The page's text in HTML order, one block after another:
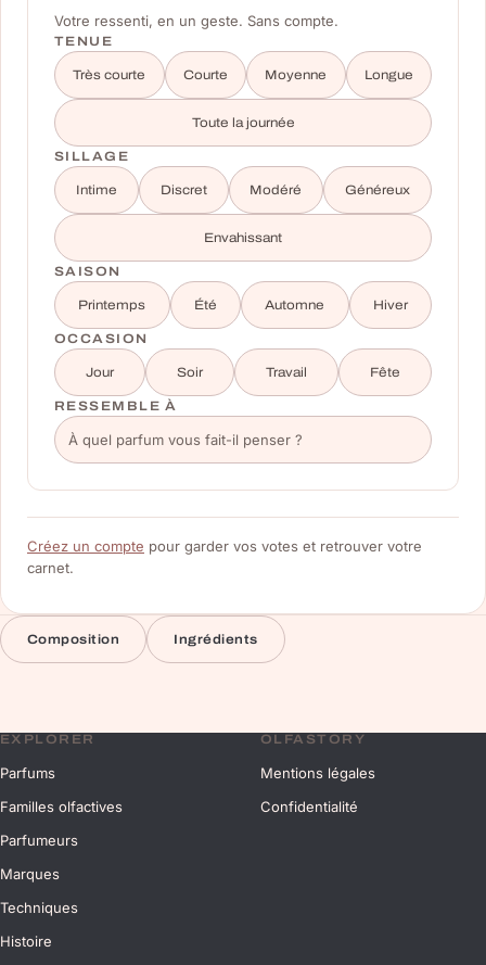
Votre ressenti, en un geste. Sans compte.
TENUE
Très courte Courte Moyenne Longue
Toute la journée
SILLAGE
Intime Discret Modéré Généreux
Envahissant
SAISON
Printemps Été Automne Hiver
OCCASION
Jour Soir Travail Fête
RESSEMBLE À
Créez un compte pour garder vos votes et retrouver votre
carnet.
Composition Ingrédients
EXPLORER
Parfums
Familles olfactives
Parfumeurs
Marques
Techniques
Histoire
OLFASTORY
Mentions légales
Confidentialité